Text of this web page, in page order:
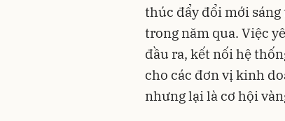
thúc đẩy đổi mới
trong năm qua. Việc
đầu ra, kết nối hệ
cho các đơn vị kinh
nhưng lại là cơ hội